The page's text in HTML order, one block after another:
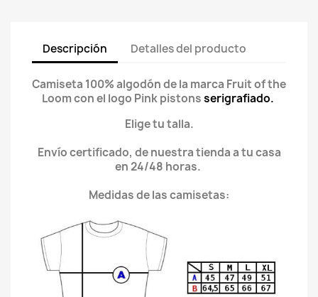
Descripción Detalles del producto
Camiseta 100% algodón de la marca Fruit of the
Loom con el logo Pink pistonsserigrafiado.
Elige tu talla.
Envío certificado, de nuestra tienda a tu casa
en 24/48 horas.
Medidas de las camisetas: